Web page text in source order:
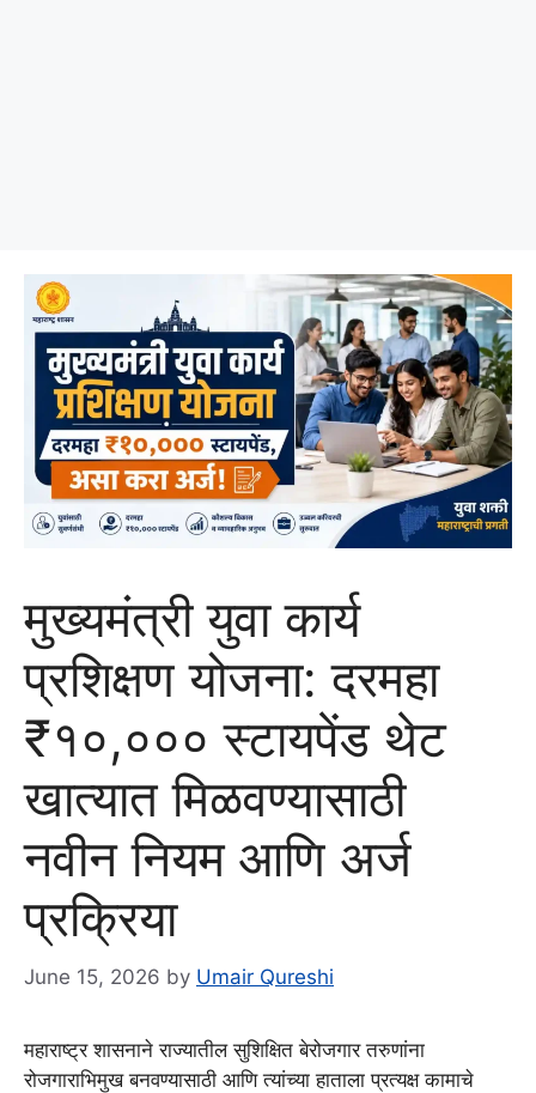
मुख्यमंत्री युवा कार्य
प्रशिक्षण योजना: दरमहा
₹१०,००० स्टायपेंड थेट
खात्यात मिळवण्यासाठी
नवीन नियम आणि अर्ज
प्रक्रिया
June 15, 2026 by Umair Qureshi
महाराष्ट्र शासनाने राज्यातील सुशिक्षित बेरोजगार तरुणांना
रोजगाराभिमुख बनवण्यासाठी आणि त्यांच्या हाताला प्रत्यक्ष कामाचे